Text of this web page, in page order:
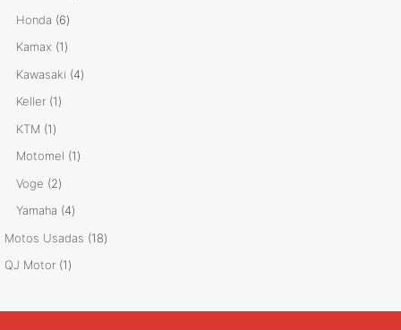
Honda 66
productos
Kamax 11
producto
Kawasaki 44
Keller 11
KTM 11
producto
Motomel 11
Voge 22
productos
Yamaha 44
productos
Motos Usadas 1818
QJ Motor 11